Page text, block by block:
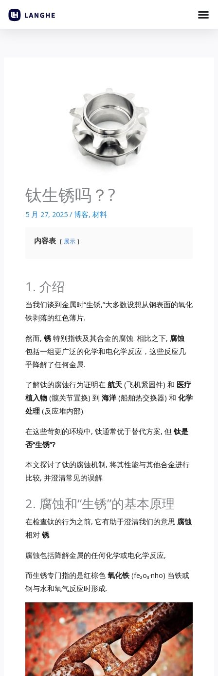
钛生锈吗？?
5 月 27, 2025 / 博客, 材料
内容表 展示
1. 介绍
当我们谈到金属时“生锈,”大多数设想从钢表面的氧化
铁剥落的红色薄片.
然而, 锈特别指铁及其合金的腐蚀. 相比之下, 腐蚀
包括一组更广泛的化学和电化学反应，这些反应几
乎降解了任何金属.
了解钛的腐蚀行为证明在 航天(飞机紧固件) 和 医疗
植入物(髋关节置换) 到 海洋(船舶热交换器) 和 化学
处理 (反应堆内部).
在这些苛刻的环境中, 钛通常优于替代方案, 但 钛是
否“生锈”?
本文探讨了钛的腐蚀机制, 将其性能与其他合金进行
比较, 并澄清常见的误解.
2. 腐蚀和“生锈”的基本原理
在检查钛的行为之前, 它有助于澄清我们的意思 腐蚀
相对 锈.
腐蚀包括降解金属的任何化学或电化学反应,
而生锈专门指的是红棕色 氧化铁(fe₂o₃·nho) 当铁或
钢与水和氧气反应时形成.